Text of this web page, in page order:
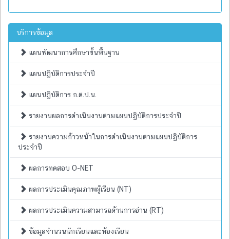
บริการข้อมูล
แผนพัฒนาการศึกษาขั้นพื้นฐาน
แผนปฏิบัติการประจำปี
แผนปฏิบัติการ ก.ต.ป.น.
รายงานผลการดำเนินงานตามแผนปฏิบัติการประจำปี
รายงานความก้าวหน้าในการดำเนินงานตามแผนปฏิบัติการ
ประจำปี
ผลการทดสอบ O-NET
ผลการประเมินคุณภาพผู้เรียน (NT)
ผลการประเมินความสามารถด้านการอ่าน (RT)
ข้อมูลจำนวนนักเรียนและห้องเรียน